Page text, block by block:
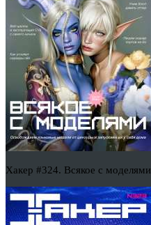
Хакер #324. Всякое с моделями